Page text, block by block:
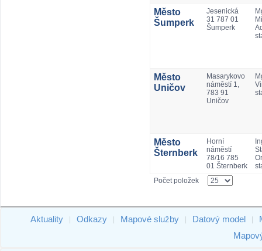
Město
Šumperk
Jesenická
31 787 01
Šumperk
Město
Uničov
Masarykovo
náměstí 1,
783 91
Uničov
Město
Šternberk
Horní
náměstí
78/16 785
01 Šternberk
Počet položek
Aktuality Odkazy Mapové služby Datový model